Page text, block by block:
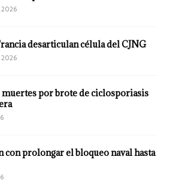
desarticulan célula del CJNG
por brote de ciclosporiasis
con prolongar el bloqueo naval hasta